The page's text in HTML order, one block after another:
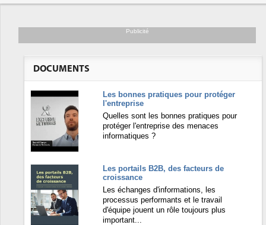
Publicité
DOCUMENTS
Les bonnes pratiques pour protéger
l'entreprise
Quelles sont les bonnes pratiques pour
protéger l'entreprise des menaces
informatiques ?
Les portails B2B, des facteurs de
croissance
Les échanges d'informations, les
processus performants et le travail
d'équipe jouent un rôle toujours plus
important...